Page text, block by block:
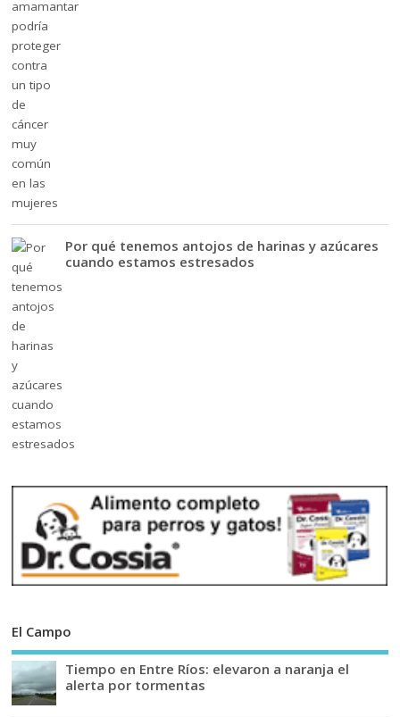
Por qué tenemos antojos de harinas y azúcares
cuando estamos estresados
El Campo
Tiempo en Entre Ríos: elevaron a naranja el
alerta por tormentas